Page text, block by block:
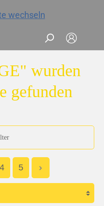
wurden
gefunden
4 5